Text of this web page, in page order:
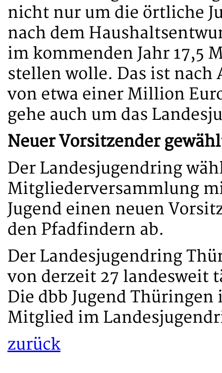
nicht nur um die örtliche
nach dem
im kommenden Jahr 17,5
stellen wolle. Das ist nach
von etwa einer Million
gehe auch um das
Neuer Vorsitzender
Der Landesjugendring
Mitgliederversammlung
Jugend einen neuen
den Pfadfindern ab.
Der Landesjugendring
von derzeit 27 landesweit
Die dbb Jugend Thüringen
Mitglied im
zurück